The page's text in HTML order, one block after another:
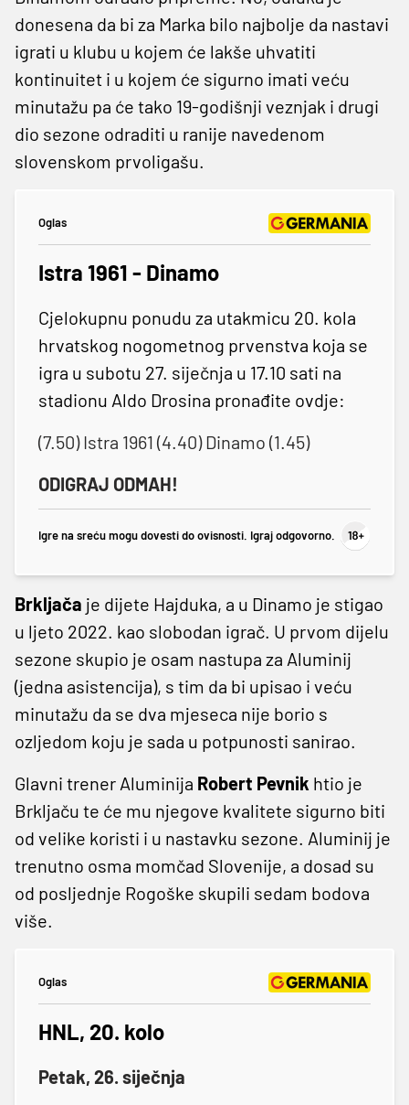
donesena da bi za Marka bilo najbolje da nastavi
igrati u klubu u kojem će lakše uhvatiti
kontinuitet i u kojem će sigurno imati veću
minutažu pa će tako 19-godišnji veznjak i drugi
dio sezone odraditi u ranije navedenom
slovenskom prvoligašu.
Oglas
Istra 1961 - Dinamo
Cjelokupnu ponudu za utakmicu 20. kola
hrvatskog nogometnog prvenstva koja se
igra u subotu 27. siječnja u 17.10 sati na
stadionu Aldo Drosina pronađite ovdje:
(7.50) Istra 1961 (4.40) Dinamo (1.45)
ODIGRAJ ODMAH!
Igre na sreću mogu dovesti do ovisnosti. Igraj odgovorno.
Brkljača je dijete Hajduka, a u Dinamo je stigao
u ljeto 2022. kao slobodan igrač. U prvom dijelu
sezone skupio je osam nastupa za Aluminij
(jedna asistencija), s tim da bi upisao i veću
minutažu da se dva mjeseca nije borio s
ozljedom koju je sada u potpunosti sanirao.
Glavni trener Aluminija Robert Pevnik htio je
Brkljaču te će mu njegove kvalitete sigurno biti
od velike koristi i u nastavku sezone. Aluminij je
trenutno osma momčad Slovenije, a dosad su
od posljednje Rogoške skupili sedam bodova
više.
Oglas
HNL, 20. kolo
Petak, 26. siječnja